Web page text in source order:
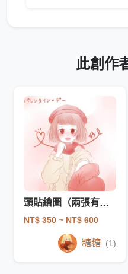
此創作
頭貼繪圖（兩張有特價）
NT$ 350 ~ NT$ 600
糖糖 (1)